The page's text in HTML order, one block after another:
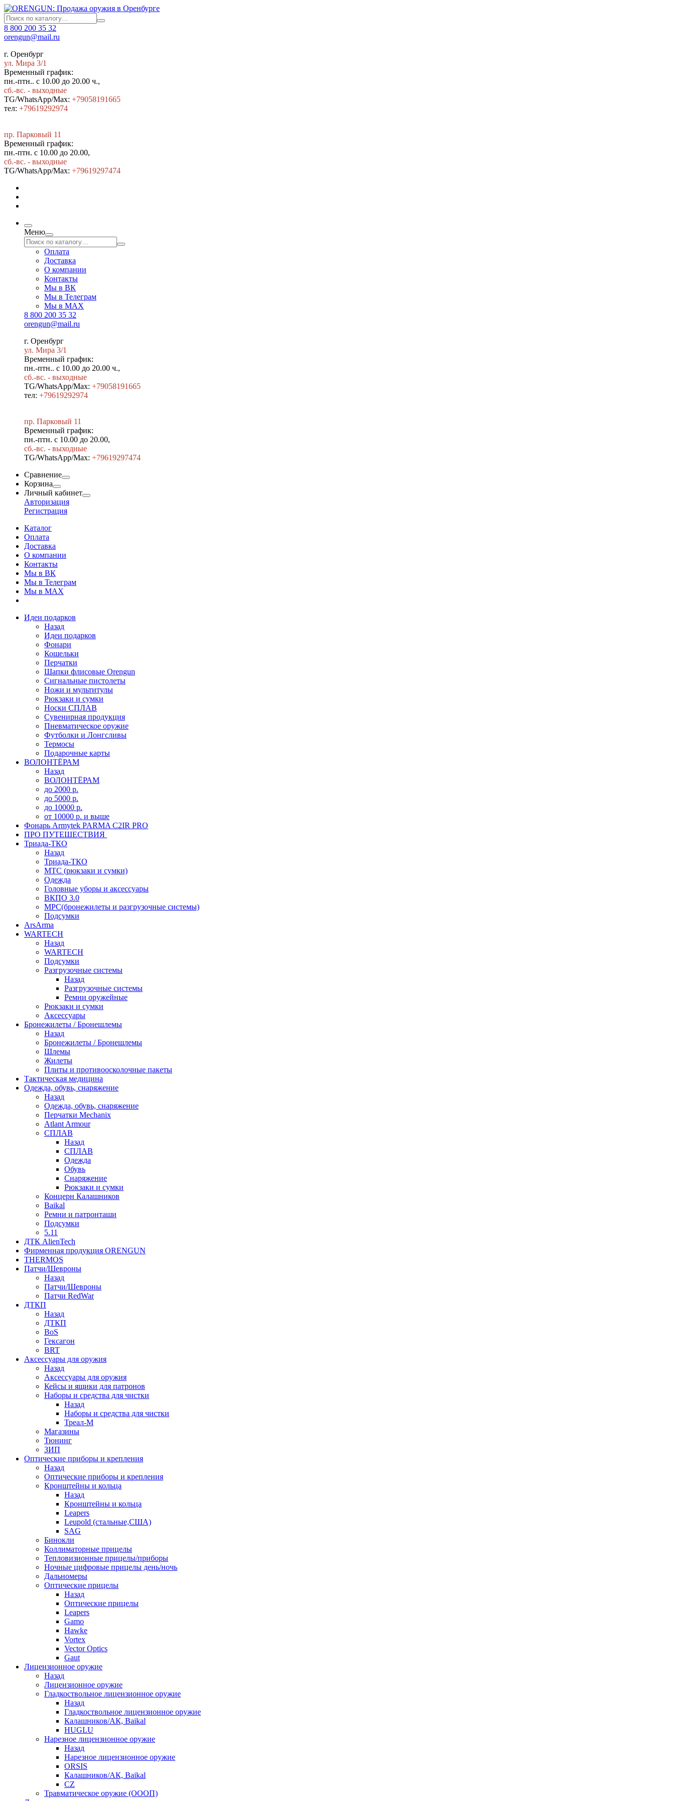
8 800 200 35 32
orengun@mail.ru
г. Оренбург
ул. Мира 3/1
Временный график:
пн.-птн.. с 10.00 до 20.00 ч.,
сб.-вс. - выходные
TG/WhatsApp/Max: +79058191665
тел: +79619292974
пр. Парковый 11
Временный график:
пн.-птн. с 10.00 до 20.00,
сб.-вс. - выходные
TG/WhatsApp/Max: +79619297474
Меню
Оплата
Доставка
О компании
Контакты
Мы в ВК
Мы в Телеграм
Мы в МAX
8 800 200 35 32
orengun@mail.ru
г. Оренбург
ул. Мира 3/1
Временный график:
пн.-птн.. с 10.00 до 20.00 ч.,
сб.-вс. - выходные
TG/WhatsApp/Max: +79058191665
тел: +79619292974
пр. Парковый 11
Временный график:
пн.-птн. с 10.00 до 20.00,
сб.-вс. - выходные
TG/WhatsApp/Max: +79619297474
Сравнение
Корзина
Личный кабинет
Авторизация
Регистрация
Каталог
Оплата
Доставка
О компании
Контакты
Мы в ВК
Мы в Телеграм
Мы в МAX
Идеи подарков
Назад
Идеи подарков
Фонари
Кошельки
Перчатки
Шапки флисовые Orengun
Сигнальные пистолеты
Ножи и мультитулы
Рюкзаки и сумки
Носки СПЛАВ
Сувенирная продукция
Пневматическое оружие
Футболки и Лонгсливы
Термосы
Подарочные карты
ВОЛОНТЁРАМ
Назад
ВОЛОНТЁРАМ
до 2000 р.
до 5000 р.
до 10000 р.
от 10000 р. и выше
Фонарь Armytek PARMA C2IR PRO
ПРО ПУТЕШЕСТВИЯ
Триада-ТКО
Назад
Триада-ТКО
МТС (рюкзаки и сумки)
Одежда
Головные уборы и аксессуары
ВКПО 3.0
МРС(бронежилеты и разгрузочные системы)
Подсумки
ArsArma
WARTECH
Назад
WARTECH
Подсумки
Разгрузочные системы
Назад
Разгрузочные системы
Ремни оружейные
Рюкзаки и сумки
Аксессуары
Бронежилеты / Бронешлемы
Назад
Бронежилеты / Бронешлемы
Шлемы
Жилеты
Плиты и противоосколочные пакеты
Тактическая медицина
Одежда, обувь, снаряжение
Назад
Одежда, обувь, снаряжение
Перчатки Mechanix
Atlant Armour
СПЛАВ
Назад
СПЛАВ
Одежда
Обувь
Снаряжение
Рюкзаки и сумки
Концерн Калашников
Baikal
Ремни и патронташи
Подсумки
5.11
ДТК AlienTech
Фирменная продукция ORENGUN
THERMOS
Патчи/Шевроны
Назад
Патчи/Шевроны
Патчи RedWar
ДТКП
Назад
ДТКП
BoS
Гексагон
BRT
Аксессуары для оружия
Назад
Аксессуары для оружия
Кейсы и ящики для патронов
Наборы и средства для чистки
Назад
Наборы и средства для чистки
Треал-М
Магазины
Тюнинг
ЗИП
Оптические приборы и крепления
Назад
Оптические приборы и крепления
Кронштейны и кольца
Назад
Кронштейны и кольца
Leapers
Leupold (стальные,США)
SAG
Бинокли
Коллиматорные прицелы
Тепловизионные прицелы/приборы
Ночные цифровые прицелы день/ночь
Дальномеры
Оптические прицелы
Назад
Оптические прицелы
Leapers
Gamo
Hawke
Vortex
Vector Optics
Gaut
Лицензионное оружие
Назад
Лицензионное оружие
Гладкоствольное лицензионное оружие
Назад
Гладкоствольное лицензионное оружие
Калашников/АК, Baikal
HUGLU
Нарезное лицензионное оружие
Назад
Нарезное лицензионное оружие
ORSIS
Калашников/АК, Baikal
CZ
Травматическое оружие (ОООП)